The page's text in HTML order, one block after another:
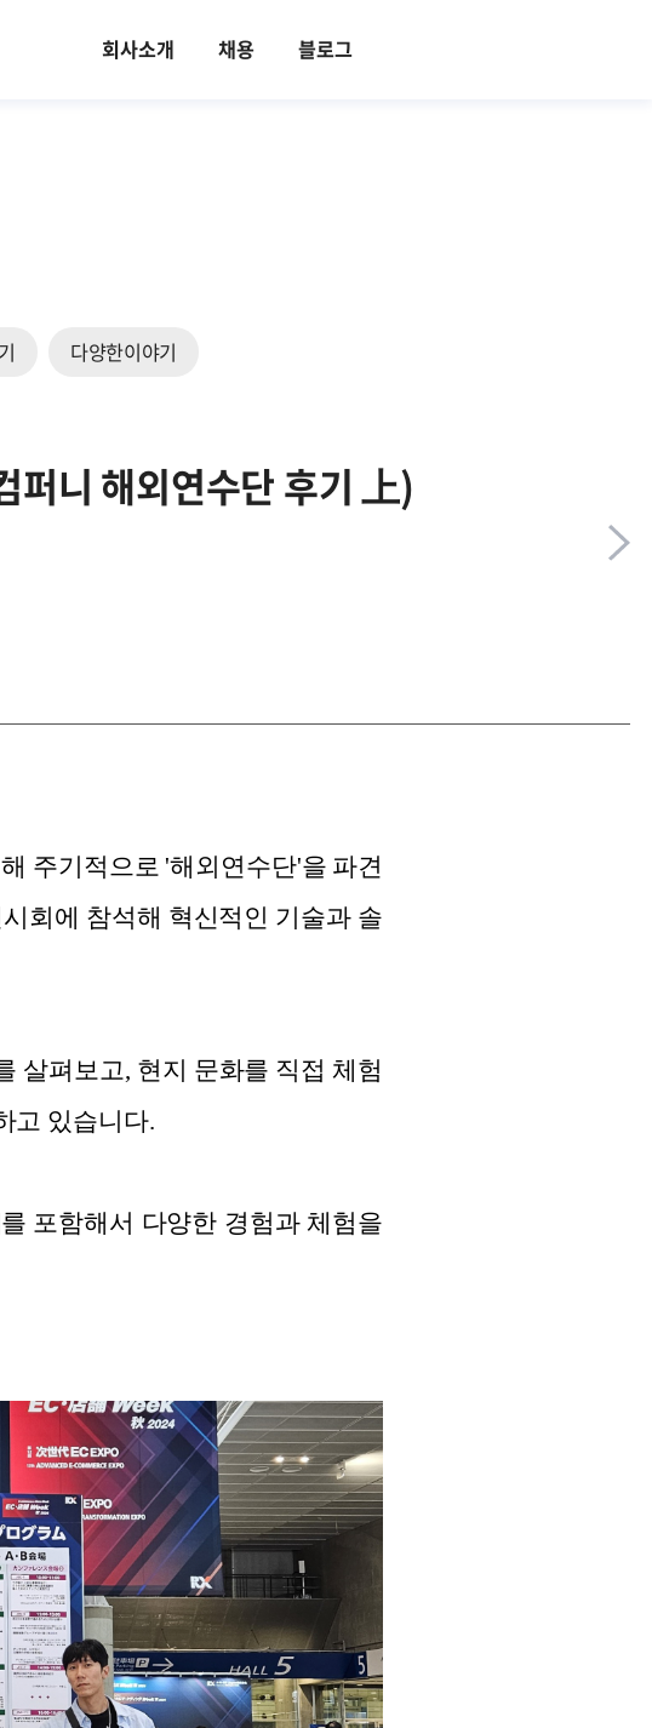
회사소개 채용 블로그
다양한이야기
퍼니 해외연수단 후기 上)
주기적으로 '해외연수단'을 파견
회에 참석해 혁신적인 기술과 솔
살펴보고, 현지 문화를 직접 체험
고 있습니다.
포함해서 다양한 경험과 체험을